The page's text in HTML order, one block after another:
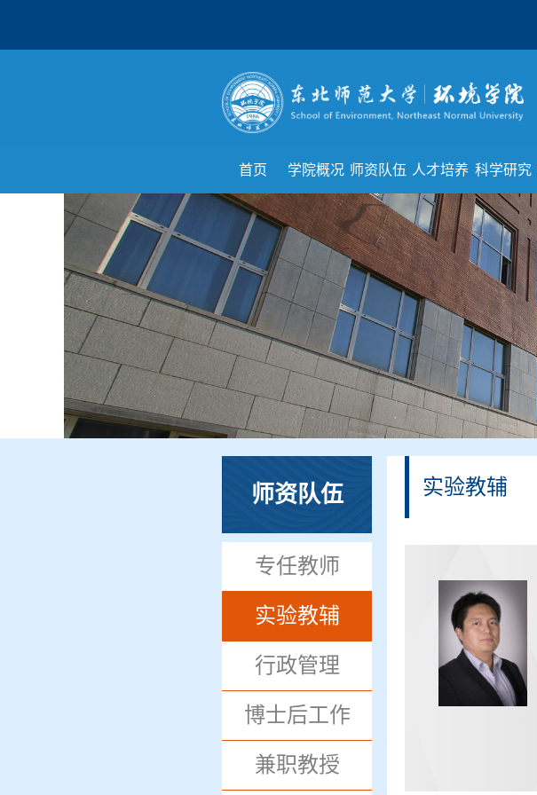
首页 学院概况 师资队伍 人才培养 科学研究
师资队伍
专任教师
实验教辅
行政管理
博士后工作
兼职教授
实验教辅